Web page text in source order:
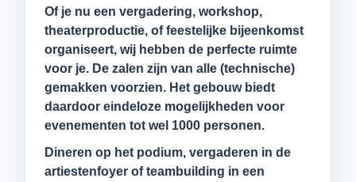
Of je nu een vergadering, workshop,
theaterproductie, of feestelijke bijeenkomst
organiseert, wij hebben de perfecte ruimte
voor je. De zalen zijn van alle (technische)
gemakken voorzien. Het gebouw biedt
daardoor eindeloze mogelijkheden voor
evenementen tot wel 1000 personen.
Dineren op het podium, vergaderen in de
artiestenfoyer of teambuilding in een